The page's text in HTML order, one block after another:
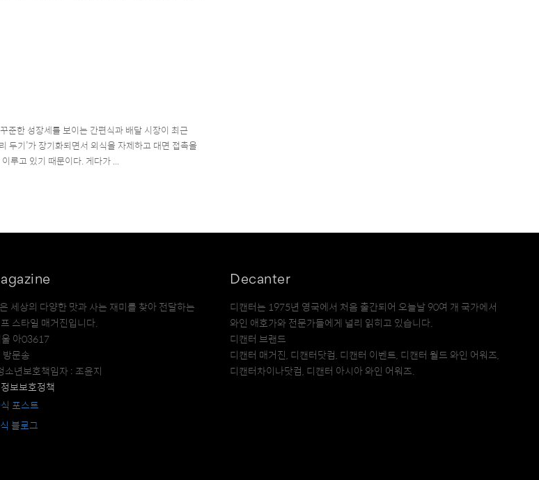
준한 성장세를 보이는 간편식과 배달 시장이 최근
두기’가 장기화되면서 외식을 자제하고 대면 접촉을
루고 있기 때문이다. 게다가 ...
세상의 다양한 맛과 사는 재미를 찾아 전달하는
스타일 매거진입니다.
아03617
문송
소년보호책임자 : 조윤지
보보호정책
포스트
블로그
Decanter
디캔터는 1975년 영국에서 처음 출간되어 오늘날 90여 개 국가에서
와인 애호가와 전문가들에게 널리 읽히고 있습니다.
디캔터 브랜드
디캔터 매거진, 디캔터닷컴, 디캔터 이벤트, 디캔터 월드 와인 어워즈,
디캔터차이나닷컴, 디캔터 아시아 와인 어워즈.